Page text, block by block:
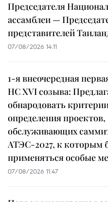
Председателя
ассамблеи —
представителей
07/08/2026 14:11
1-я внеочередная
НС XVI созыва:
обнародовать
определения проектов,
обслуживающих
АТЭС-2027, к которым
применяться особые
07/08/2026 11:47